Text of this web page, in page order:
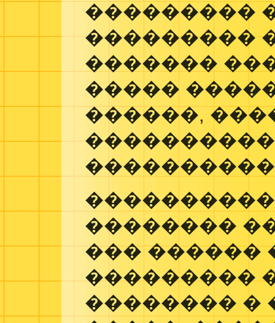
���������
���������
�������
�����
������,
��������
��� ������
���������
�������� �